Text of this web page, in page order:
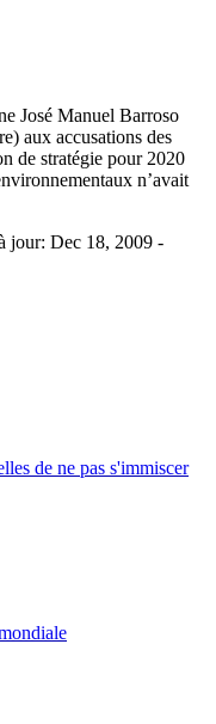
José Manuel Barroso
aux accusations des
de stratégie pour 2020
n’avait
jour: Dec 18, 2009 -
de ne pas s'immiscer